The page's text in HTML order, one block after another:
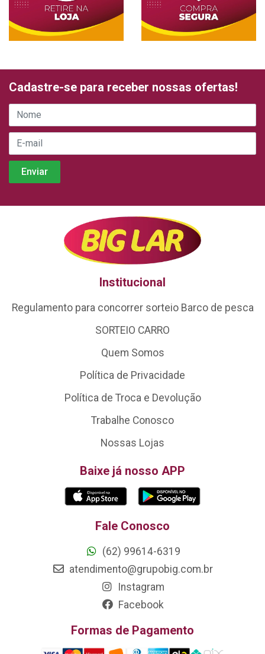
Cadastre-se para receber nossas ofertas!
Institucional
Regulamento para concorrer sorteio Barco de pesca
SORTEIO CARRO
Quem Somos
Política de Privacidade
Política de Troca e Devolução
Trabalhe Conosco
Nossas Lojas
Baixe já nosso APP
Fale Conosco
(62) 99614-6319
atendimento@grupobig.com.br
Instagram
Facebook
Formas de Pagamento